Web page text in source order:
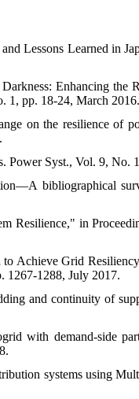
Lessons Learned in
Enhancing the
1, pp. 18-24, March 2016.
on the resilience of
Syst., Vol. 9, No.
bibliographical
Resilience," in
Achieve Grid
1267-1288, July 2017.
and continuity of
with demand-side
systems using